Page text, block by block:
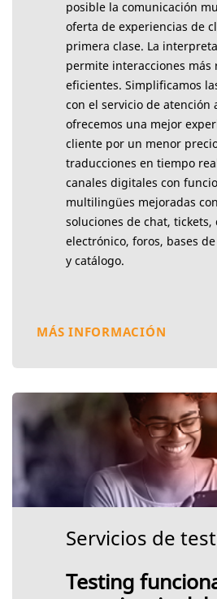
posible la comunicación
oferta de experiencias de
primera clase. La
permite interacciones más
eficientes. Simplificamos
con el servicio de atención
ofrecemos una mejor
cliente por un menor
traducciones en tiempo
canales digitales con
multilingües mejoradas
soluciones de chat, tickets,
electrónico, foros, bases
y catálogo.
MÁS INFORMACIÓN
Servicios de
Testing